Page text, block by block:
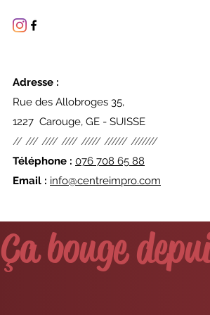
Adresse :
Rue des Allobroges 35,
1227 Carouge, GE - SUISSE
// /// //// //// ///// ////// ///////
Téléphone : 076 708 65 88
Email : info@centreimpro.com
Ça bouge